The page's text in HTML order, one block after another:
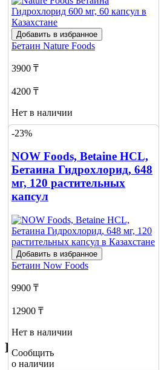
Добавить в избранное
Бетаин Nature Foods
3900 ₸
4200 ₸
Нет в наличии
Сообщить
-23%
NOW Foods, Betaine HCL,
Бетаина Гидрохлорид, 648
мг, 120 растительных
капсул
Добавить в избранное
Бетаин Now Foods
9900 ₸
12900 ₸
Нет в наличии
Сообщить
о наличии
Похожие товары